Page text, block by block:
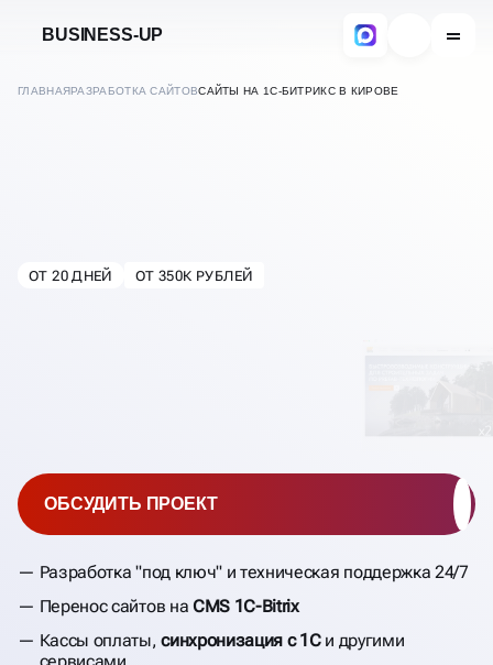
BUSINESS-UP
ГЛАВНАЯРАЗРАБОТКА САЙТОВСАЙТЫ НА 1С-БИТРИКС В КИРОВЕ
НА 1С-БИТРИКС
ОТ 20 ДНЕЙ ОТ 350К РУБЛЕЙ
Разработка "под ключ" и техническая поддержка 24/7
Перенос сайтов на CMS 1C-Bitrix
Кассы оплаты,синхронизация с 1Си другими
ОБСУДИТЬ ПРОЕКТ